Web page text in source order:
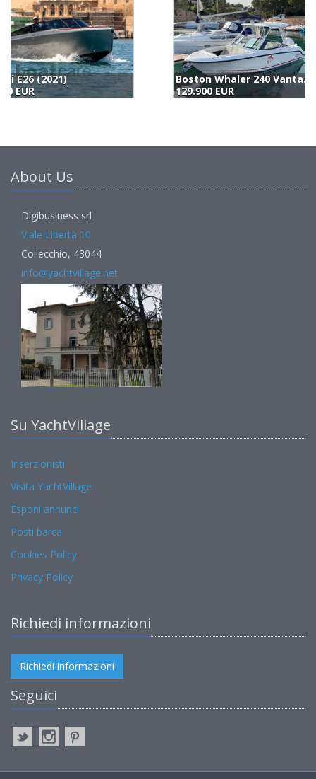
129.900 EUR
Boston Whaler Outrage 25 (1990)
135.000 EUR
About Us
Digibusiness srl
Viale Libertà 10
Collecchio, 43044
info@yachtvillage.net
Su YachtVillage
Inserzionisti
Visita YachtVillage
Esponi annunci
Posti barca
Cookies Policy
Privacy Policy
Richiedi informazioni
Richiedi informazioni
Seguici